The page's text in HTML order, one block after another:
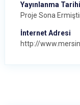
Yayınlanma Tarihi
Proje Sona
İnternet Adresi
http://